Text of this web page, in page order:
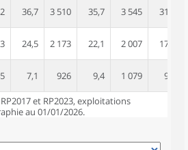
36,7 3 510 35,7 3 545 31,3
24,5 2 173 22,1 2 007 17,7
7,1 926 9,4 1 079 9,5
et RP2023, exploitations
au 01/01/2026.